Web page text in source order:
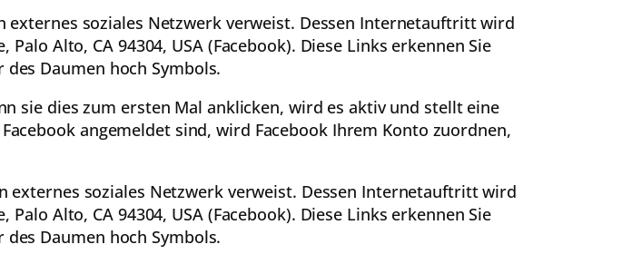
soziales Netzwerk verweist. Dessen Internetauftritt wird
Alto, CA 94304, USA (Facebook). Diese Links erkennen Sie
Daumen hoch Symbols.
sie dies zum ersten Mal anklicken, wird es aktiv und stellt eine
angemeldet sind, wird Facebook Ihrem Konto zuordnen,
soziales Netzwerk verweist. Dessen Internetauftritt wird
Alto, CA 94304, USA (Facebook). Diese Links erkennen Sie
Daumen hoch Symbols.